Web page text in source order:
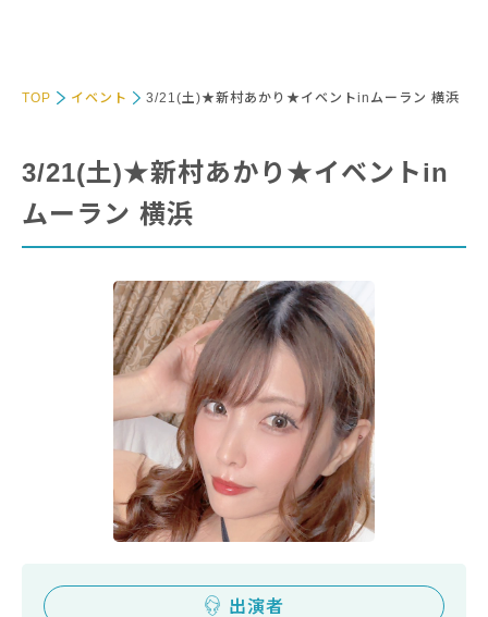
TOP イベント 3/21(土)★新村あかり★イベントinムーラン 横浜
3/21(土)★新村あかり★イベントin
ムーラン 横浜
出演者